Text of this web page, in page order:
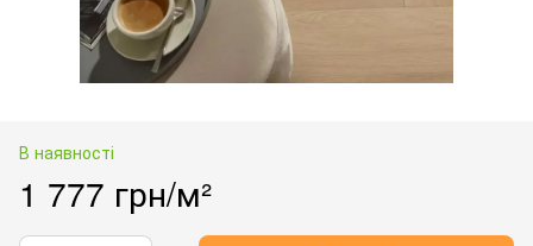
В наявності
1 777 грн/м²